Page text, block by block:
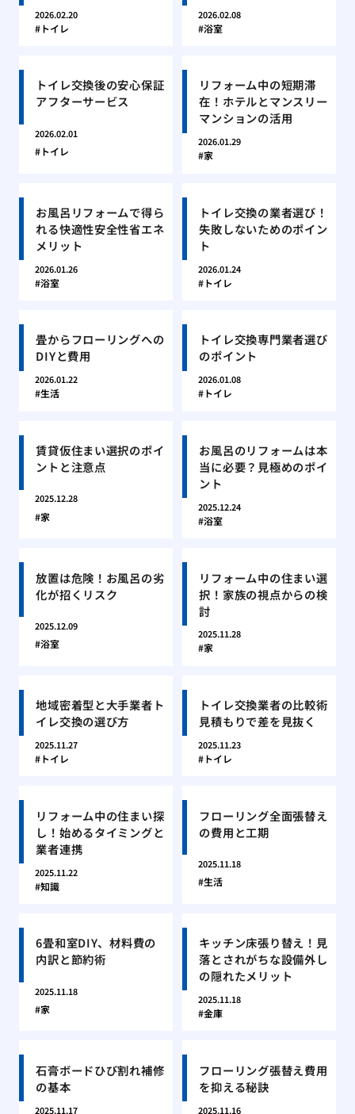
2026.02.20
トイレ
2026.02.08
浴室
トイレ交換後の安心保証
アフターサービス
2026.02.01
トイレ
リフォーム中の短期滞
在！ホテルとマンスリー
マンションの活用
2026.01.29
家
お風呂リフォームで得ら
れる快適性安全性省エネ
メリット
2026.01.26
浴室
トイレ交換の業者選び！
失敗しないためのポイン
ト
2026.01.24
トイレ
畳からフローリングへの
DIYと費用
2026.01.22
生活
トイレ交換専門業者選び
のポイント
2026.01.08
トイレ
賃貸仮住まい選択のポイ
ントと注意点
2025.12.28
家
お風呂のリフォームは本
当に必要？見極めのポイ
ント
2025.12.24
浴室
放置は危険！お風呂の劣
化が招くリスク
2025.12.09
浴室
リフォーム中の住まい選
択！家族の視点からの検
討
2025.11.28
家
地域密着型と大手業者ト
イレ交換の選び方
2025.11.27
トイレ
トイレ交換業者の比較術
見積もりで差を見抜く
2025.11.23
トイレ
リフォーム中の住まい探
し！始めるタイミングと
業者連携
2025.11.22
知識
フローリング全面張替え
の費用と工期
2025.11.18
生活
6畳和室DIY、材料費の
内訳と節約術
2025.11.18
家
キッチン床張り替え！見
落とされがちな設備外し
の隠れたメリット
2025.11.18
金庫
石膏ボードひび割れ補修
の基本
2025.11.17
フローリング張替え費用
を抑える秘訣
2025.11.16